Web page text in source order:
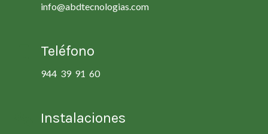
info@abdtecnologias.com
Teléfono
944 39 91 60
Instalaciones